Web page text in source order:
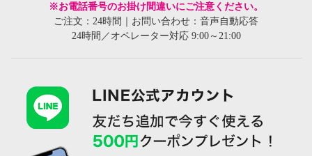
※お電話番号のお掛け間違いにご注意ください。
ご注文：24時間｜お問い合わせ：音声自動応答
24時間／オペレーター対応 9:00～21:00